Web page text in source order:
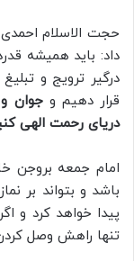
حجت الاسلام احمدی
داد: باید همیشه
درگیر ترویج و
قرار دهیم وجوان و
دریای رحمت الهی
امام جمعه بروجن
باشد و بتواند بر
پیدا خواهد کرد و
تنها راهش وصل